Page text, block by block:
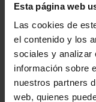
Esta página web
Las cookies de
el contenido y los
sociales y analizar
información sobre
nuestros partners
web, quienes
NACIONAL II -
REAL DE...
73,00 €